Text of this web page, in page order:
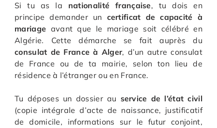
Si tu as la nationalité française, tu dois en
principe demander un certificat de capacité à
mariage avant que le mariage soit célébré en
Algérie. Cette démarche se fait auprès du
consulat de France à Alger, d’un autre consulat
de France ou de ta mairie, selon ton lieu de
résidence à l’étranger ou en France.
Tu déposes un dossier au service de l’état civil
(copie intégrale d’acte de naissance, justificatif
de domicile, informations sur le futur conjoint,